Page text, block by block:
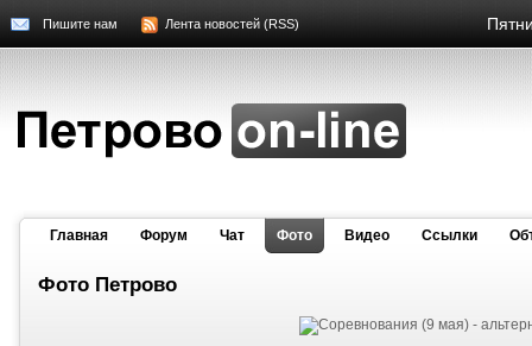
Пишите нам Лента новостей (RSS)
Главная Форум Чат Фото Видео Cсылки
Фото Петрово